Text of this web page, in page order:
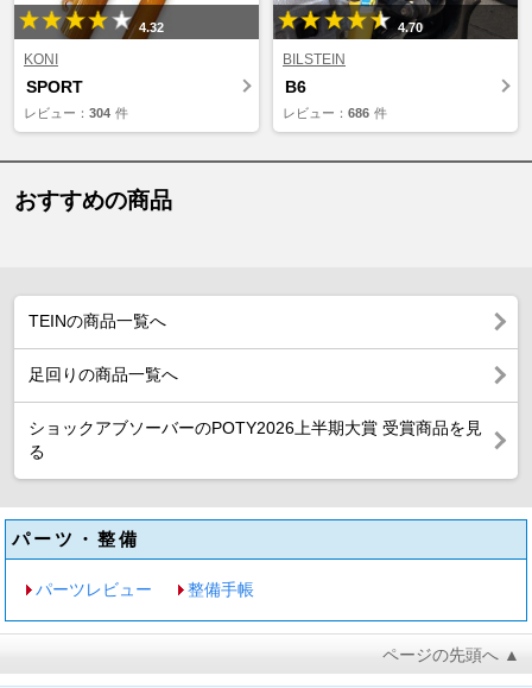
4.32
KONI
SPORT
レビュー： 304 件
4.70
BILSTEIN
B6
レビュー： 686 件
おすすめの商品
TEINの商品一覧へ
足回りの商品一覧へ
ショックアブソーバーのPOTY2026上半期大賞 受賞商品を見
る
パーツ・整備
パーツレビュー 整備手帳
ページの先頭へ ▲